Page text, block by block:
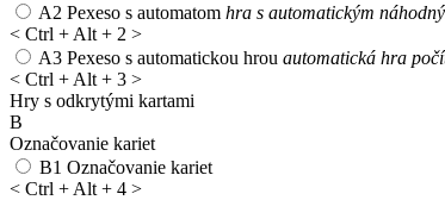
A2 Pexeso s automatom hra s automatickým
< Ctrl + Alt + 2 >
A3 Pexeso s automatickou hrou automatická hra
< Ctrl + Alt + 3 >
Hry s odkrytými kartami
B
Označovanie kariet
B1 Označovanie kariet
< Ctrl + Alt + 4 >